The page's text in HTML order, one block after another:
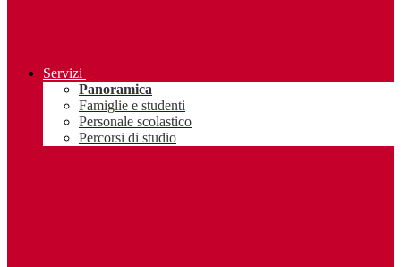
Servizi
Panoramica
Famiglie e studenti
Personale scolastico
Percorsi di studio